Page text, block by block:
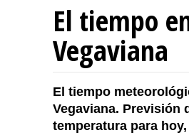
El tiempo
Vegaviana
El tiempo
Vegaviana. Previsión
temperatura para